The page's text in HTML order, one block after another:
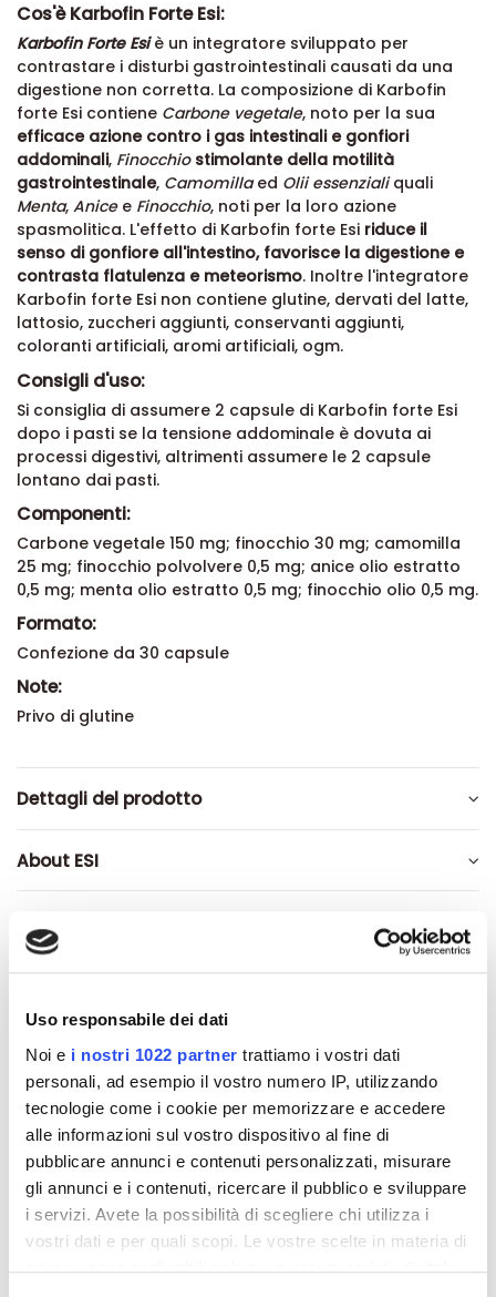
Uso responsabile dei dati
Noi e i nostri 1022 partner trattiamo i vostri dati
personali, ad esempio il vostro numero IP, utilizzando
tecnologie come i cookie per memorizzare e accedere
alle informazioni sul vostro dispositivo al fine di
pubblicare annunci e contenuti personalizzati, misurare
gli annunci e i contenuti, ricercare il pubblico e sviluppare
i servizi. Avete la possibilità di scegliere chi utilizza i
vostri dati e per quali scopi. Le vostre scelte in materia di
Cos'è Karbofin Forte Esi:
Karbofin Forte Esi è un integratore sviluppato per
contrastare i disturbi gastrointestinali causati da una
digestione non corretta. La composizione di Karbofin
forte Esi contiene Carbone vegetale, noto per la sua
efficace azione contro i gas intestinali e gonfiori
addominali, Finocchio stimolante della motilità
gastrointestinale, Camomillaed Olii essenzialiquali
Menta, Anicee Finocchio, noti per la loro azione
spasmolitica. L'effetto di Karbofin forte Esi riduce il
senso di gonfiore all'intestino, favorisce la digestione e
contrasta flatulenza e meteorismo. Inoltre l'integratore
Karbofin forte Esi non contiene glutine, dervati del latte,
lattosio, zuccheri aggiunti, conservanti aggiunti,
coloranti artificiali, aromi artificiali, ogm.
Consigli d'uso:
Si consiglia di assumere 2 capsule di Karbofin forte Esi
dopo i pasti se la tensione addominale è dovuta ai
processi digestivi, altrimenti assumere le 2 capsule
lontano dai pasti.
Componenti:
Carbone vegetale 150 mg; finocchio 30 mg; camomilla
25 mg; finocchio polvolvere 0,5 mg; anice olio estratto
0,5 mg; menta olio estratto 0,5 mg; finocchio olio 0,5 mg.
Formato:
Confezione da 30 capsule
Note:
Privo di glutine
Dettagli del prodotto
About ESI
Altri prodotti che potrebbero
interessarti